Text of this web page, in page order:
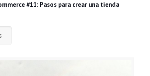
#11: Pasos para crear una tienda